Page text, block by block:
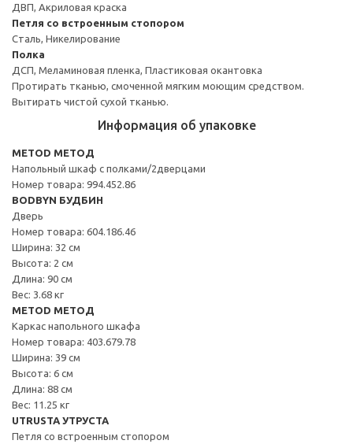
ДВП, Акриловая краска
Петля со встроенным стопором
Сталь, Никелирование
Полка
ДСП, Меламиновая пленка, Пластиковая окантовка
Протирать тканью, смоченной мягким моющим средством.
Вытирать чистой сухой тканью.
Информация об упаковке
METOD МЕТОД
Напольный шкаф с полками/2дверцами
Номер товара: 994.452.86
BODBYN БУДБИН
Дверь
Номер товара: 604.186.46
Ширина: 32 см
Высота: 2 см
Длина: 90 см
Вес: 3.68 кг
METOD МЕТОД
Каркас напольного шкафа
Номер товара: 403.679.78
Ширина: 39 см
Высота: 6 см
Длина: 88 см
Вес: 11.25 кг
UTRUSTA УТРУСТА
Петля со встроенным стопором